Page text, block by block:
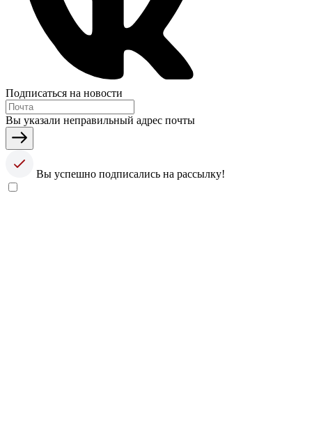
Подписаться на новости
Вы указали неправильный адрес почты
Вы успешно подписались на рассылку!